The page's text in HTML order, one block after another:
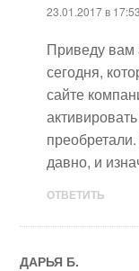
23.01.2017 в 17:53
Приведу
сегодня,
сайте
давно, и
ОТВЕТИТЬ
ДАРЬЯ Б.